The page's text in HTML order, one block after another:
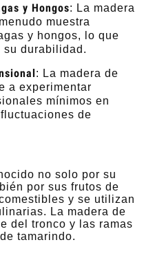
y Hongos: La madera
muestra
y hongos, lo que
su durabilidad.
: La madera de
a experimentar
mínimos en
de
no solo por su
por sus frutos de
y se utilizan
La madera de
del tronco y las ramas
tamarindo.